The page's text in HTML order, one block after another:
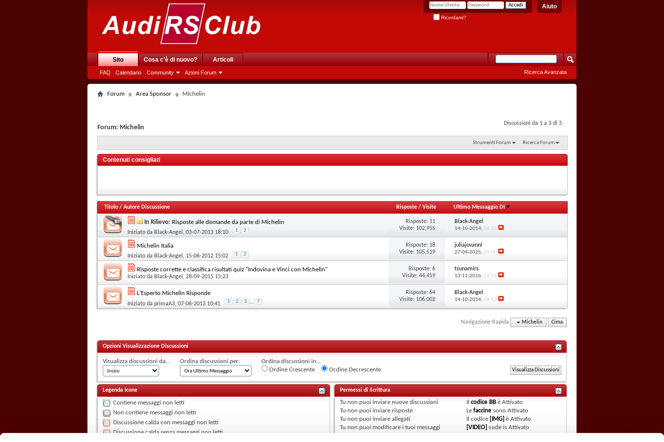
Aiuto
Ricordami?
Sito
FAQ Calendario Community Azioni Forum
Cosa c'è di nuovo? Articoli
Ricerca Avanzata
Forum Area Sponsor Michelin
Discussioni da 1 a 3 di 3
Forum: Michelin
Strumenti Forum Ricerca Forum
Contenuti consigliati
Titolo / Autore Discussione Risposte /Visite Ultimo Messaggio Di
In Rilievo: Risposte alle domande da parte di Michelin
Iniziato da Black-Angel , 03-07-2013 18:10 1 2
Risposte: 11
Visite: 102,955
Black-Angel
14-10-2014, 08:51
Michelin Italia
Iniziato da Black-Angel , 15-06-2012 15:02 1 2
Risposte: 18
Visite: 105,519
juliajovanni
27-04-2025, 15:00
Risposte corrette e classifica risultati quiz "Indovina e Vinci con Michelin"
Iniziato da Black-Angel , 28-09-2015 15:23
Risposte: 6
Visite: 44,419
tsunamirs
13-11-2016, 18:01
L'Esperto Michelin Risponde
Iniziato da primaA3, 07-06-2013 10:41 1 2 3 ... 7
Risposte: 64
Visite: 106,002
Black-Angel
14-10-2014, 08:53
Navigazione Rapida Michelin Cima
Opzioni Visualizzazione Discussioni
Visualizza discussioni da... Ordina discussioni per:
Ordina discussioni in...
Ordine Crescente
Ordine Decrescente
Legenda Icone
Contiene messaggi non letti
Non contiene messaggi non letti
Discussione calda con messaggi non letti
Discussione calda senza messaggi non letti
Permessi di Scrittura
Tu non puoiinviare nuove discussioni
Tu non puoiinviare risposte
Tu non puoiinviare allegati
Tu non puoimodificare i tuoi messaggi
Ilcodice BB èAttivato
Lefaccine sonoAttivato
Il codice [IMG] èAttivato
[VIDEO] code isAttivato